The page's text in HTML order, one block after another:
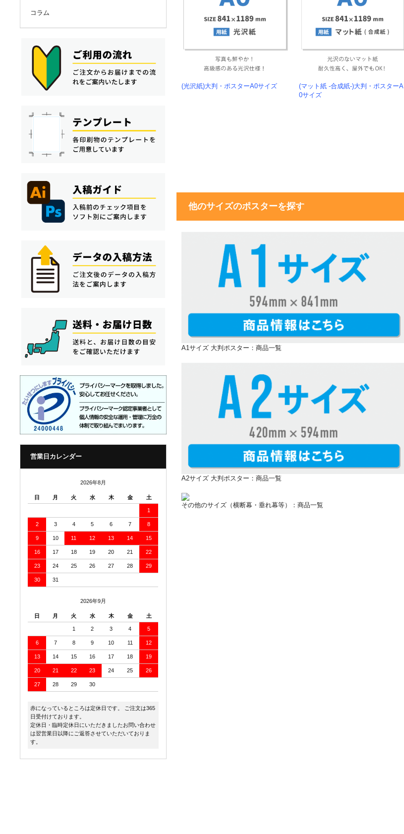
(光沢紙)大判・ポスターA0サイズ
(マット紙 -合成紙-)大判・ポスターA
0サイズ
他のサイズのポスターを探す
A1サイズ 大判ポスター：商品一覧
A2サイズ 大判ポスター：商品一覧
その他のサイズ（横断幕・垂れ幕等）：商品一覧
コラム
営業日カレンダー
2026年8月
日 月 火 水 木 金 土
1
2 3 4 5 6 7 8
9 10 11 12 13 14 15
16 17 18 19 20 21 22
23 24 25 26 27 28 29
30 31
2026年9月
日 月 火 水 木 金 土
1 2 3 4 5
6 7 8 9 10 11 12
13 14 15 16 17 18 19
20 21 22 23 24 25 26
27 28 29 30
赤になっているところは定休日です。 ご注文は365
日受付けております。
定休日・臨時定休日にいただきましたお問い合わせ
は翌営業日以降にご返答させていただいておりま
す。